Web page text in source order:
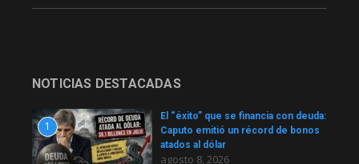
NOTICIAS DESTACADAS
1
El “éxito” que se financia con deuda:
Caputo emitió un récord de bonos
atados al dólar
agosto 8, 2026